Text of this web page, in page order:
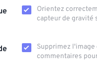
Orientez
capteur de gravité
Supprimez l'image
commentaires